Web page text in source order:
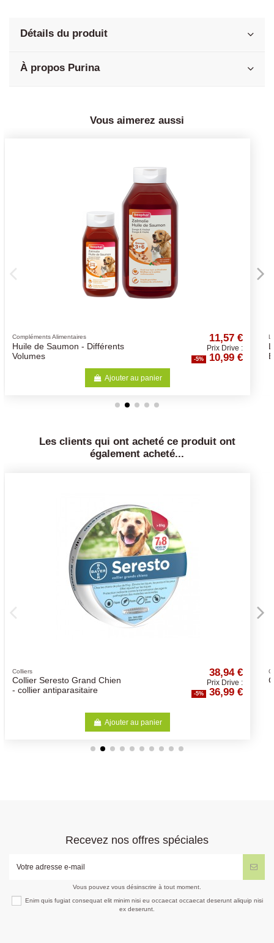
Détails du produit
À propos Purina
Vous aimerez aussi
€
:
€
Litières
Litière Bentonite
11,57
Prix Drive
-5% 10,99
Ajouter au panier
Les clients qui ont acheté ce produit ont
également acheté...
€
:
€
Cavia Complète
11,47
Prix Drive
-5% 10,90
Ajouter au panier
Recevez nos offres spéciales
Vous pouvez vous désinscrire à tout moment.
Enim quis fugiat consequat elit minim nisi eu occaecat occaecat deserunt aliquip nisi
ex deserunt.